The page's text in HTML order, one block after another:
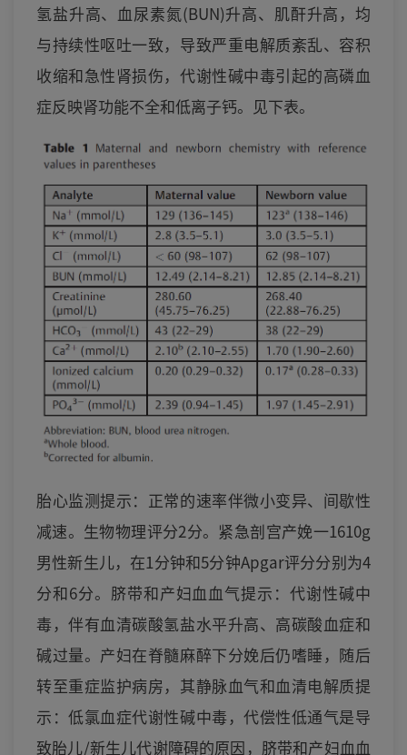
氢盐升高、血尿素氮(BUN)升高、肌酐升高，均
与持续性呕吐一致，导致严重电解质紊乱、容积
收缩和急性肾损伤，代谢性碱中毒引起的高磷血
症反映肾功能不全和低离子钙。见下表。
胎心监测提示：正常的速率伴微小变异、间歇性
减速。生物物理评分2分。紧急剖宫产娩一1610g
男性新生儿，在1分钟和5分钟Apgar评分分别为4
分和6分。脐带和产妇血血气提示：代谢性碱中
毒，伴有血清碳酸氢盐水平升高、高碳酸血症和
碱过量。产妇在脊髓麻醉下分娩后仍嗜睡，随后
转至重症监护病房，其静脉血气和血清电解质提
示：低氯血症代谢性碱中毒，代偿性低通气是导
致胎儿/新生儿代谢障碍的原因，脐带和产妇血血